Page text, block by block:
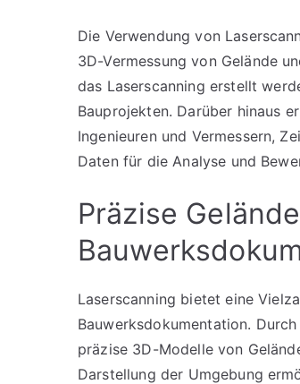
Die Verwendung von
3D-Vermessung von Gelände
das Laserscanning erstellt
Bauprojekten. Darüber hinaus
Ingenieuren und Vermessern,
Daten für die Analyse und
Präzise
Laserscanning bietet eine
Bauwerksdokumentation.
präzise 3D-Modelle von
Darstellung der Umgebung